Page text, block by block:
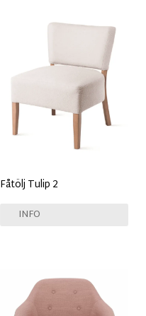
Fåtölj Tulip 2
INFO